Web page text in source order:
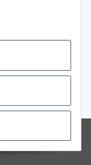
zzgl.